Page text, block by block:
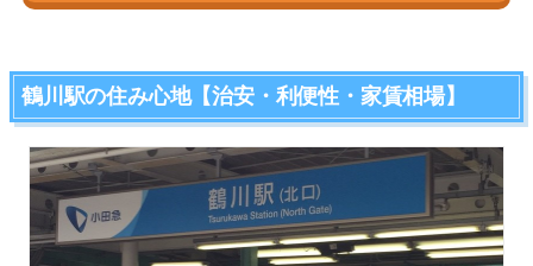
鶴川駅の住み心地【治安・利便性・家賃相場】